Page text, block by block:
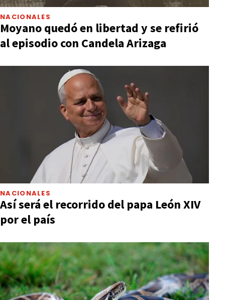
NACIONALES
Moyano quedó en libertad y se refirió
al episodio con Candela Arizaga
NACIONALES
Así será el recorrido del papa León XIV
por el país